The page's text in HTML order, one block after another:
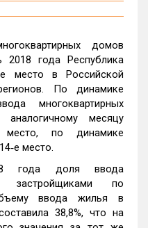
домов
2018 года Республика
место в Российской
По динамике
многоквартирных
месяцу
по динамике
место.
года доля ввода
застройщиками по
ввода жилья в
38,8%, что на